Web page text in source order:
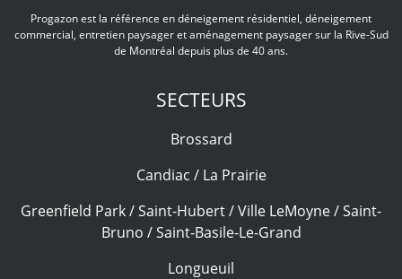
Progazon est la référence en déneigement résidentiel, déneigement
commercial, entretien paysager et aménagement paysager sur la Rive-Sud
de Montréal depuis plus de 40 ans.
SECTEURS
Brossard
Candiac / La Prairie
Greenfield Park / Saint-Hubert / Ville LeMoyne / Saint-
Bruno / Saint-Basile-Le-Grand
Longueuil